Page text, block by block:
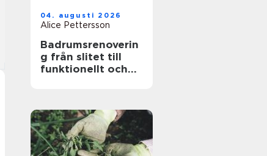
04. augusti 2026
Alice Pettersson
Badrumsrenoverin
g från slitet till
funktionellt och